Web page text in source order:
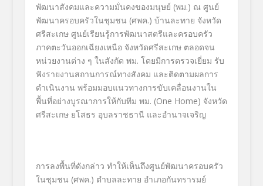
พัฒนาสังคมและความมั่นคงของมนุษย์ (พม.) ณ ศูนย์
พัฒนาครอบครัวในชุมชน (ศพค.) บ้านละทาย จังหวัด
ศรีสะเกษ ศูนย์เรียนรู้การพัฒนาสตรีและครอบครัว
ภาคตะวันออกเฉียงเหนือ จังหวัดศรีสะเกษ ตลอดจน
หน่วยงานต่าง ๆ ในสังกัด พม. โดยมีการตรวจเยี่ยม รับ
ฟังรายงานสถานการณ์ทางสังคม และติดตามผลการ
ดำเนินงาน พร้อมมอบแนวทางการขับเคลื่อนงานใน
พื้นที่อย่างบูรณาการให้กับทีม พม. (One Home) จังหวัด
ศรีสะเกษ ยโสธร อุบลราชธานี และอำนาจเจริญ
การลงพื้นที่ดังกล่าว ทำให้เห็นถึงศูนย์พัฒนาครอบครัว
ในชุมชน (ศพค.) ตำบลละทาย อำเภอกันทรารมย์